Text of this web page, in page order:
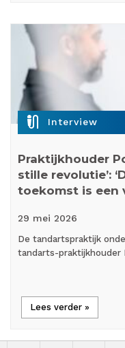
mic_external_on Interview
Praktijkhouder
stille revolutie’:
toekomst is een
29 mei 2026
De tandartspraktijk
tandarts-praktijkhouder
Lees verder »